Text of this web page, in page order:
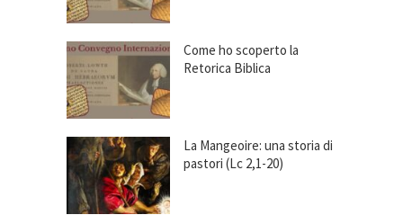
Come ho scoperto la
Retorica Biblica
La Mangeoire: una storia di
pastori (Lc 2,1-20)